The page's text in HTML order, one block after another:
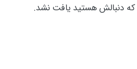
دنبالش هستید یافت نشد.